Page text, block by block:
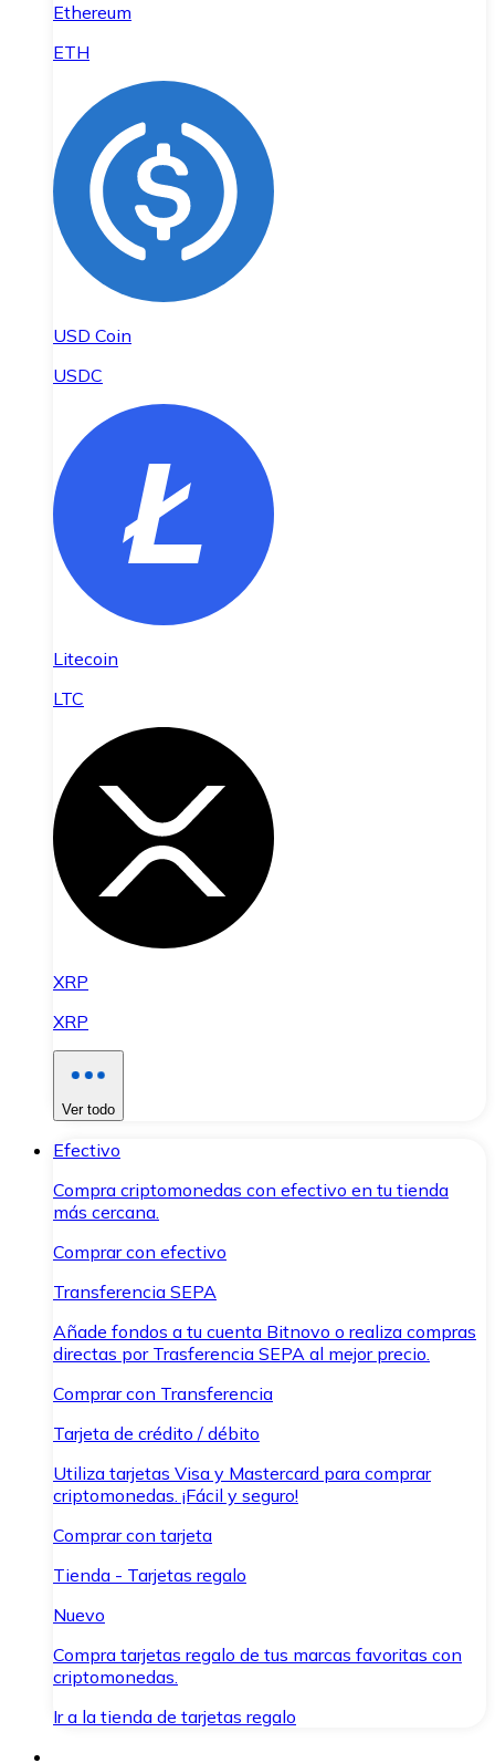
Ethereum
ETH
USD Coin
USDC
Litecoin
LTC
XRP
XRP
Ver todo
Efectivo
Compra criptomonedas con efectivo en tu tienda
más cercana.
Comprar con efectivo
Transferencia SEPA
Añade fondos a tu cuenta Bitnovo o realiza compras
directas por Trasferencia SEPA al mejor precio.
Comprar con Transferencia
Tarjeta de crédito / débito
Utiliza tarjetas Visa y Mastercard para comprar
criptomonedas. ¡Fácil y seguro!
Comprar con tarjeta
Tienda - Tarjetas regalo
Nuevo
Compra tarjetas regalo de tus marcas favoritas con
criptomonedas.
Ir a la tienda de tarjetas regalo